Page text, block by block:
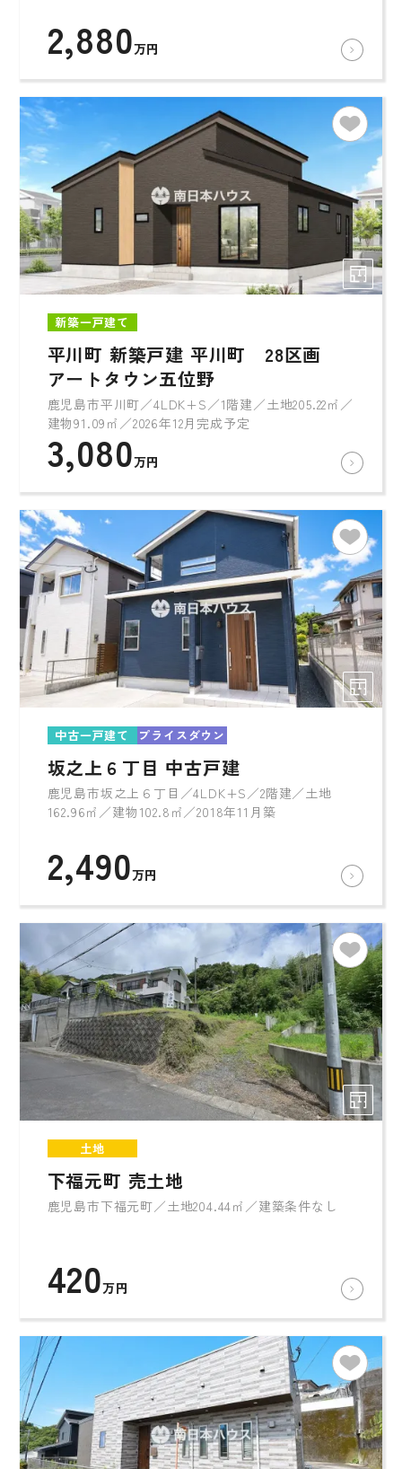
2,880万円
新築一戸建て
平川町 新築戸建 平川町 28区画
アートタウン五位野
鹿児島市平川町／4LDK+S／1階建／土地205.22㎡／
建物91.09㎡／2026年12月完成予定
3,080万円
中古一戸建て プライスダウン
坂之上６丁目 中古戸建
鹿児島市坂之上６丁目／4LDK+S／2階建／土地
162.96㎡／建物102.8㎡／2018年11月築
2,490万円
土地
下福元町 売土地
鹿児島市下福元町／土地204.44㎡／建築条件なし
420万円